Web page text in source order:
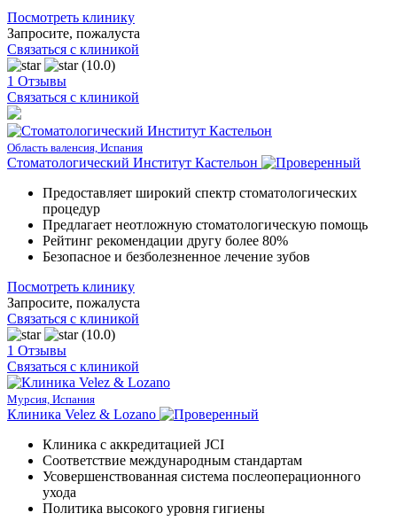
Посмотреть клинику
Запросите, пожалуста
Связаться с клиникой
(10.0)
1 Отзывы
Связаться с клиникой
Область валенсия, Испания
Стоматологический Институт Кастельон
Предоставляет широкий спектр стоматологических
процедур
Предлагает неотложную стоматологическую помощь
Рейтинг рекомендации другу более 80%
Безопасное и безболезненное лечение зубов
Посмотреть клинику
Запросите, пожалуста
Связаться с клиникой
(10.0)
1 Отзывы
Связаться с клиникой
Мурсия, Испания
Клиника Velez & Lozano
Клиника с аккредитацией JCI
Соответствие международным стандартам
Усовершенствованная система послеоперационного
ухода
Политика высокого уровня гигиены